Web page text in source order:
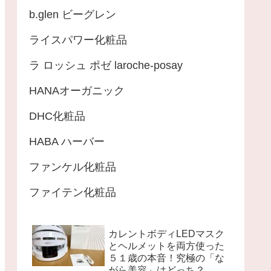
b.glen ビーグレン
ライスパワー化粧品
ラ ロッシュ ポゼ laroche-posay
HANAオーガニック
DHC化粧品
HABA ハーバー
ファンケル化粧品
ファイテン化粧品
カレントボディLEDマスク
とヘルメットを両方使った
５１歳の本音！究極の「な